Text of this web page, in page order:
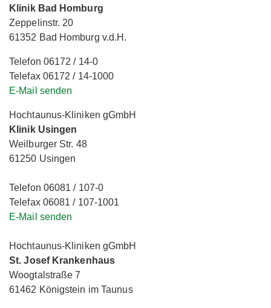
Klinik Bad Homburg
Zeppelinstr. 20
61352 Bad Homburg v.d.H.
Telefon 06172 / 14-0
Telefax 06172 / 14-1000
E-Mail senden
Hochtaunus-Kliniken gGmbH
Klinik Usingen
Weilburger Str. 48
61250 Usingen
Telefon 06081 / 107-0
Telefax 06081 / 107-1001
E-Mail senden
Hochtaunus-Kliniken gGmbH
St. Josef Krankenhaus
Woogtalstraße 7
61462 Königstein im Taunus